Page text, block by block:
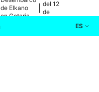
de Elkano
en Getaria
del 12
de
ES